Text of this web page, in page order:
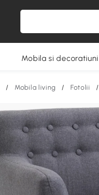
Mobila si decoratiuni
/ Mobila living / Fotolii /